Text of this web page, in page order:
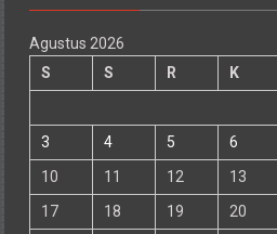
Agustus 2026
S
S R K
3
4 5 6
10
11 12 13
17
18 19 20